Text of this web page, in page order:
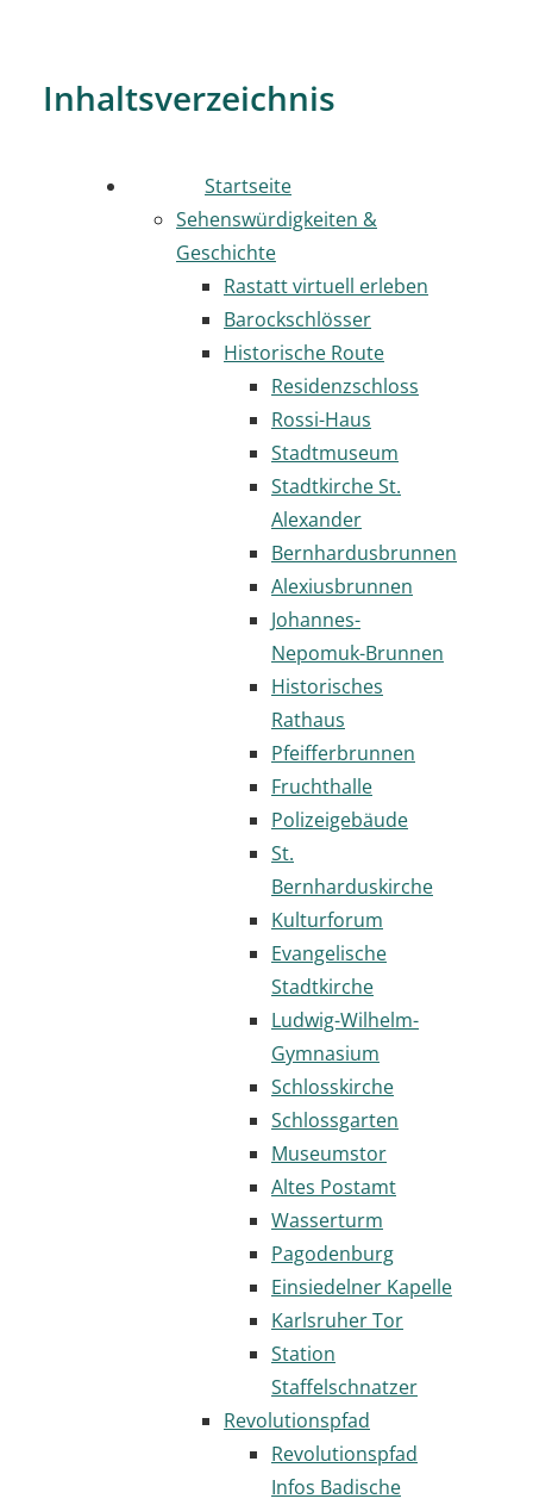
Inhaltsverzeichnis
Startseite
Sehenswürdigkeiten &
Geschichte
Rastatt virtuell erleben
Barockschlösser
Historische Route
Residenzschloss
Rossi-Haus
Stadtmuseum
Stadtkirche St.
Alexander
Bernhardusbrunnen
Alexiusbrunnen
Johannes-
Nepomuk-Brunnen
Historisches
Rathaus
Pfeifferbrunnen
Fruchthalle
Polizeigebäude
St.
Bernharduskirche
Kulturforum
Evangelische
Stadtkirche
Ludwig-Wilhelm-
Gymnasium
Schlosskirche
Schlossgarten
Museumstor
Altes Postamt
Wasserturm
Pagodenburg
Einsiedelner Kapelle
Karlsruher Tor
Station
Staffelschnatzer
Revolutionspfad
Revolutionspfad
Infos Badische